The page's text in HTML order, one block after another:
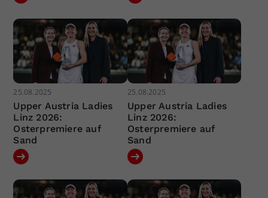
25.08.2025
Upper Austria Ladies
Linz 2026:
Osterpremiere auf
Sand
25.08.2025
Upper Austria Ladies
Linz 2026:
Osterpremiere auf
Sand